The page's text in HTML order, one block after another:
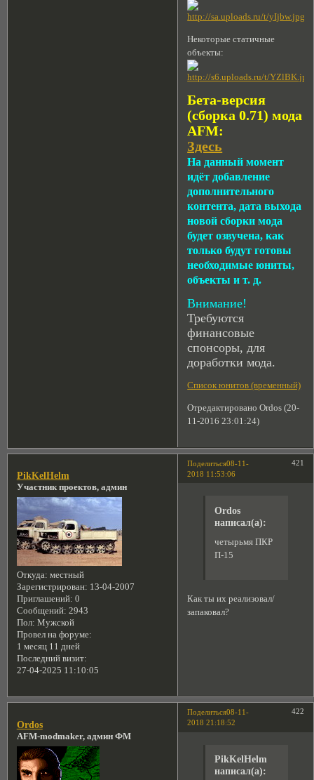
Некоторые статичные
объекты:
Бета-версия
(сборка 0.71) мода
AFM:
Здесь
На данный момент
идёт добавление
дополнительного
контента, дата выхода
новой сборки мода
будет озвучена, как
только будут готовы
необходимые юниты,
объекты и т. д.
Внимание!
Требуются
финансовые
спонсоры, для
доработки мода.
Список юнитов (временный)
Отредактировано Ordos (20-
11-2016 23:01:24)
Поделиться 421
08-11-
2018 11:53:06
PikKelHelm
Участник проектов, админ
Откуда: местный
Зарегистрирован: 13-04-2007
Приглашений: 0
Сообщений: 2943
Пол: Мужской
Провел на форуме:
1 месяц 11 дней
Последний визит:
27-04-2025 11:10:05
Ordos
написал(а):
четырьмя ПКР
П-15
Как ты их реализовал/
запаковал?
Поделиться 422
08-11-
2018 21:18:52
Ordos
AFM-modmaker, админ ФМ
PikKelHelm
написал(а):